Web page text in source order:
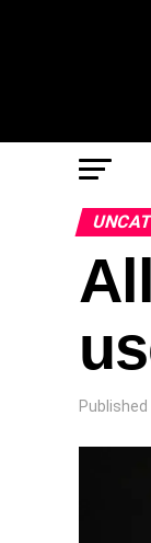
Published